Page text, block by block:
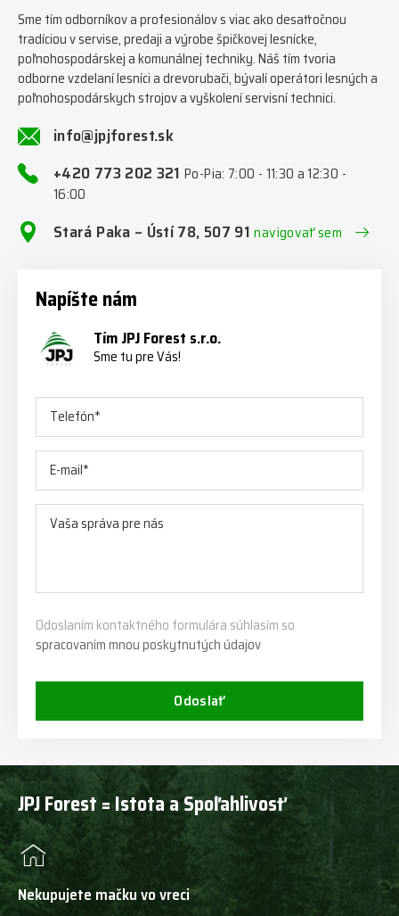
Sme tím odborníkov a profesionálov s viac ako desaťročnou
tradíciou v servise, predaji a výrobe špičkovej lesnícke,
poľnohospodárskej a komunálnej techniky. Náš tím tvoria
odborne vzdelaní lesníci a drevorubači, bývalí operátori lesných a
poľnohospodárskych strojov a vyškolení servisní technici.
info@jpjforest.sk
+420 773 202 321Po-Pia: 7:00 - 11:30 a 12:30 -
16:00
Stará Paka – Ústí 78, 507 91navigovať sem
Napíšte nám
Tím JPJ Forest s.r.o.
Sme tu pre Vás!
Odoslaním kontaktného formulára súhlasím so
spracovaním mnou poskytnutých údajov
Odoslať
JPJ Forest = Istota a Spoľahlivosť
Nekupujete mačku vo vreci